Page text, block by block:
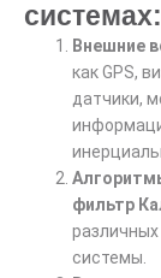
системах:
Внешние
как GPS,
датчики,
фильтр
системы.